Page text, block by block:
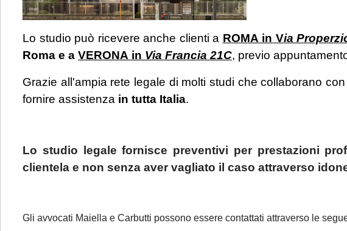
Lo studio può ricevere anche clienti a ROMA in Via
Roma e a VERONA in Via Francia 21C, previo
Grazie all'ampia rete legale di molti studi che collaborano
fornire assistenza in tutta Italia.
Lo studio legale fornisce preventivi per prestazioni
clientela e non senza aver vagliato il caso attraverso
Gli avvocati Maiella e Carbutti possono essere contattati attraverso le